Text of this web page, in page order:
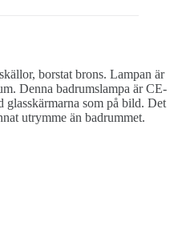
borstat brons. Lampan är
Denna badrumslampa är CE-
glasskärmarna som på bild. Det
utrymme än badrummet.